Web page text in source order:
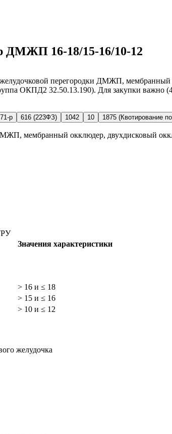
ДМЖП 16-18/15-16/10-12
перегородки ДМЖП,
ОКПД2 32.50.13.190). Для закупки важно
р 616 (223ФЗ) 1042 10 1875 (Квотирование
мембранный окклюдер, двухдисковый
Значения характеристики
> 16 и ≤ 18
> 15 и ≤ 16
> 10 и ≤ 12
желудочка